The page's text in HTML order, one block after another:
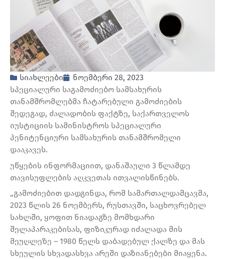
სიახლეები
ნოემბერი 28, 2023
სპეციალური საგამოძიებო სამსახურის
თანამშრომლებმა ჩატარებული გამოძიების
შედეგად, ძალადობის ფაქტზე, საქართველოს
იუსტიციის სამინისტროს სპეციალური
პენიტენციური სამსახურის თანამშრომელი
დააკავეს.
უწყების ინფორმაციით, დანაშაული 3 წლამდე
თავისუფლების აღკვეთას ითვალისწინებს.
„გამოძიებით დადგინდა, რომ სამართალდამცავმა,
2023 წლის 26 ნოემბერს, რუსთავში, საცხოვრებელ
სახლში, ყოფით ნიადაგზე მომხდარი
შელაპარაკებისას, ფიზიკურად იძალადა მის
მეუღლეზე – 1980 წელს დაბადებულ ქალზე და მას
სხეულის სხვადასხვა არეში დაზიანებები მიაყენა.